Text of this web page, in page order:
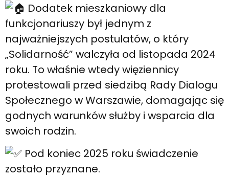
Dodatek mieszkaniowy dla
funkcjonariuszy był jednym z
najważniejszych postulatów, o który
„Solidarność” walczyła od listopada 2024
roku. To właśnie wtedy więziennicy
protestowali przed siedzibą Rady Dialogu
Społecznego w Warszawie, domagając się
godnych warunków służby i wsparcia dla
swoich rodzin.
Pod koniec 2025 roku świadczenie
zostało przyznane.